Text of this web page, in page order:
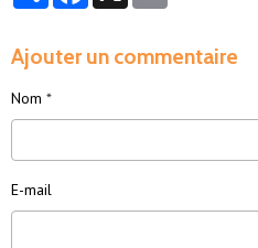
Ajouter un commentaire
Nom
E-mail